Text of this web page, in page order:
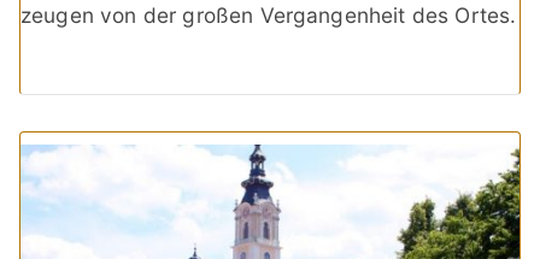
zeugen von der großen Vergangenheit des Ortes.